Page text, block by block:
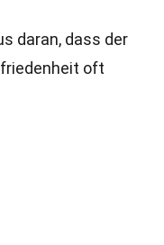
daran, dass der
oft